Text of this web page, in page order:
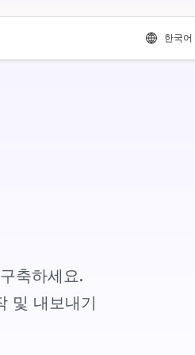
한국어
축하세요.
및 내보내기